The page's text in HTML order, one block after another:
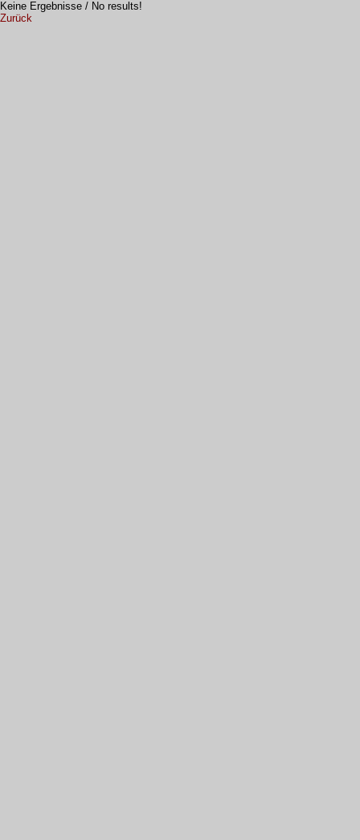
Keine Ergebnisse / No results!
Zurück